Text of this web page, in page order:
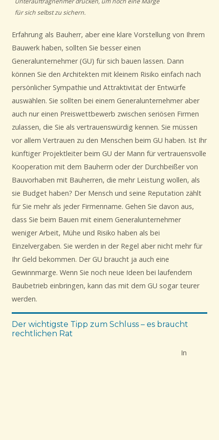
für sich selbst zu sichern.
Erfahrung als Bauherr, aber eine klare Vorstellung von Ihrem
Bauwerk haben, sollten Sie besser einen
Generalunternehmer (GU) für sich bauen lassen. Dann
können Sie den Architekten mit kleinem Risiko einfach nach
persönlicher Sympathie und Attraktivität der Entwürfe
auswählen. Sie sollten bei einem Generalunternehmer aber
auch nur einen Preiswettbewerb zwischen seriösen Firmen
zulassen, die Sie als vertrauenswürdig kennen. Sie müssen
vor allem Vertrauen zu den Menschen beim GU haben. Ist Ihr
künftiger Projektleiter beim GU der Mann für vertrauensvolle
Kooperation mit dem Bauherrn oder der Durchbeißer von
Bauvorhaben mit Bauherren, die mehr Leistung wollen, als
sie Budget haben? Der Mensch und seine Reputation zählt
für Sie mehr als jeder Firmenname. Gehen Sie davon aus,
dass Sie beim Bauen mit einem Generalunternehmer
weniger Arbeit, Mühe und Risiko haben als bei
Einzelvergaben. Sie werden in der Regel aber nicht mehr für
Ihr Geld bekommen. Der GU braucht ja auch eine
Gewinnmarge. Wenn Sie noch neue Ideen bei laufendem
Baubetrieb einbringen, kann das mit dem GU sogar teurer
werden.
Der wichtigste Tipp zum Schluss – es braucht
rechtlichen Rat
In